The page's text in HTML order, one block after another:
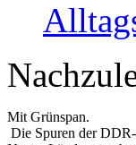
Mit Grünspan.
Die Spuren der